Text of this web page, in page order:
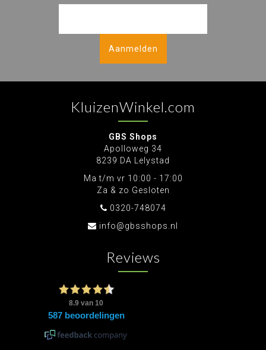
Aanmelden
KluizenWinkel.com
GBS Shops
Apolloweg 34
8239 DA Lelystad
Ma t/m vr 10:00 - 17:00
Za & zo Gesloten
0320-748074
info@gbsshops.nl
Reviews